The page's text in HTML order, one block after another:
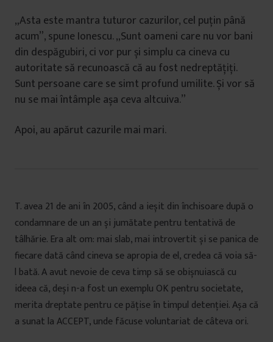
„Asta este mantra tuturor cazurilor, cel puțin până
acum”, spune Ionescu. „Sunt oameni care nu vor bani
din despăgubiri, ci vor pur și simplu ca cineva cu
autoritate să recunoască că au fost nedreptățiți.
Sunt persoane care se simt profund umilite. Și vor să
nu se mai întâmple așa ceva altcuiva.”
Apoi, au apărut cazurile mai mari.
T. avea 21 de ani în 2005, când a ieșit din închisoare după o
condamnare de un an și jumătate pentru tentativă de
tâlhărie. Era alt om: mai slab, mai introvertit și se panica de
fiecare dată când cineva se apropia de el, credea că voia să-
l bată. A avut nevoie de ceva timp să se obișnuiască cu
ideea că, deși n-a fost un exemplu OK pentru societate,
merita dreptate pentru ce pățise în timpul detenției. Așa că
a sunat la ACCEPT, unde făcuse voluntariat de câteva ori.